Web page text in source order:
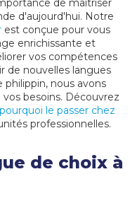
de maîtriser
d'aujourd'hui. Notre
est conçue pour vous
enrichissante et
vos compétences
de nouvelles langues
nous avons
vos besoins. Découvrez
le passer chez
professionnelles.
de choix à